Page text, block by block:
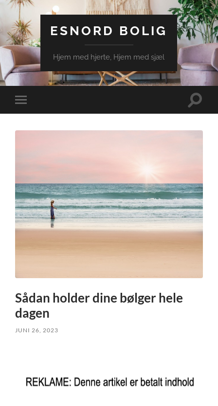
ESNORD BOLIG
Hjem med hjerte, Hjem med sjæl
Toggle
mobile
Toggle
Sådan holder dine bølger hele
dagen
JUNI 26, 2023